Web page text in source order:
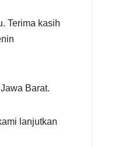
Terima kasih
Barat.
lanjutkan